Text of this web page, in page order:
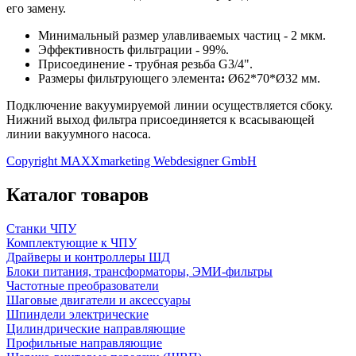
его замену.
Минимальный размер улавливаемых частиц - 2 мкм.
Эффективность фильтрации - 99%.
Присоединение - трубная резьба G3/4".
Размеры фильтрующего элемента: Ø62*70*Ø32 мм.
Подключение вакуумируемой линии осуществляется сбоку.
Нижний выход фильтра присоединяется к всасывающей
линии вакуумного насоса.
Copyright MAXXmarketing Webdesigner GmbH
Каталог товаров
Станки ЧПУ
Комплектующие к ЧПУ
Драйверы и контроллеры ШД
Блоки питания, трансформаторы, ЭМИ-фильтры
Частотные преобразователи
Шаговые двигатели и аксессуары
Шпиндели электрические
Цилиндрические направляющие
Профильные направляющие